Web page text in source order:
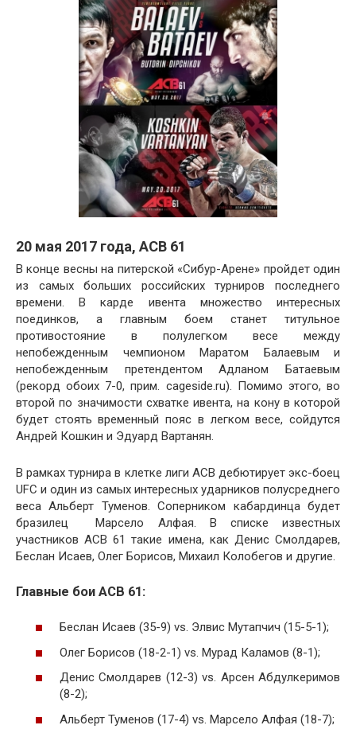
20 мая 2017 года, ACB 61
В конце весны на питерской «Сибур-Арене» пройдет один
из самых больших российских турниров последнего
времени. В карде ивента множество интересных
поединков, а главным боем станет титульное
противостояние в полулегком весе между
непобежденным чемпионом Маратом Балаевым и
непобежденным претендентом Адланом Батаевым
(рекорд обоих 7-0, прим. cageside.ru). Помимо этого, во
второй по значимости схватке ивента, на кону в которой
будет стоять временный пояс в легком весе, сойдутся
Андрей Кошкин и Эдуард Вартанян.
В рамках турнира в клетке лиги ACB дебютирует экс-боец
UFC и один из самых интересных ударников полусреднего
веса Альберт Туменов. Соперником кабардинца будет
бразилец Марсело Алфая. В списке известных
участников ACB 61 такие имена, как Денис Смолдарев,
Беслан Исаев, Олег Борисов, Михаил Колобегов и другие.
Главные бои ACB 61:
Беслан Исаев (35-9) vs. Элвис Мутапчич (15-5-1);
Олег Борисов (18-2-1) vs. Мурад Каламов (8-1);
Денис Смолдарев (12-3) vs. Арсен Абдулкеримов
(8-2);
Альберт Туменов (17-4) vs. Марсело Алфая (18-7);